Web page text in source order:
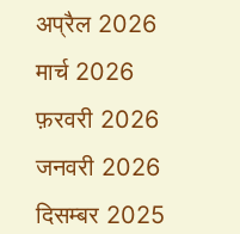
अप्रैल 2026
मार्च 2026
फ़रवरी 2026
जनवरी 2026
दिसम्बर 2025